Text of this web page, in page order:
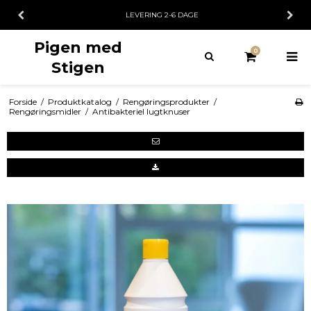
LEVERING 2-6 DAGE
Pigen med
Stigen
0
Forside / Produktkatalog / Rengøringsprodukter /
Rengøringsmidler / Antibakteriel lugtknuser